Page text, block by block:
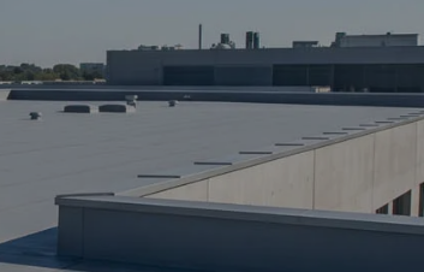
Nettoyage et
pose de
gouttière 76
tuile et
76